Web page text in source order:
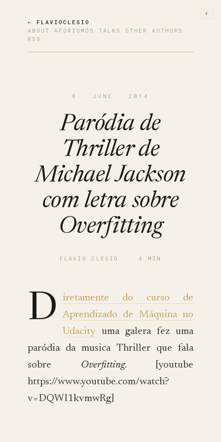
◐
← FLAVIOCLESIO
ABOUT · AFORISMOS · TALKS · OTHER AUTHORS ·
RSS
8 · JUNE · 2014
Paródia de
Thriller de
Michael Jackson
com letra sobre
Overfitting
FLAVIO CLESIO · 4 MIN
D
iretamente do curso de
Aprendizado de Máquina no
Udacity uma galera fez uma
paródia da musica Thriller que fala
sobre Overfitting. [youtube
https://www.youtube.com/watch?
v=DQWI1kvmwRg]